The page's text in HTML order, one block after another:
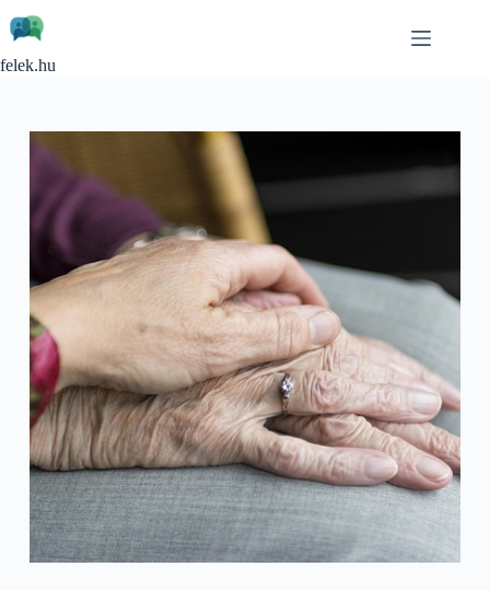
to
content
felek.hu